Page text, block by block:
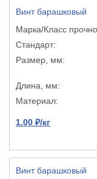
Винт барашковый
1.00 ₽/кг
Винт барашковый